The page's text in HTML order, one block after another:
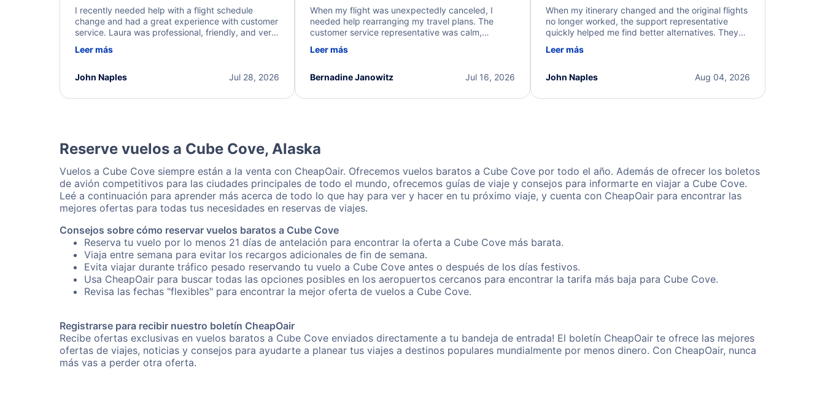
I recently needed help with a flight schedule
change and had a great experience with customer
service. Laura was professional, friendly, and very
a solution and kept me informed of the next steps.
Leer más
Jul 28, 2026
John Naples
When my flight was unexpectedly canceled, I
needed help rearranging my travel plans. The
customer service representative was calm,
process. They quickly found alternative flight
I truly appreciate the excellent support and
Leer más
Jul 16, 2026
Bernadine Janowitz
When my itinerary changed and the original flights
no longer worked, the support representative
quickly helped me find better alternatives. They
beyond to resolve the issue. I'm grateful for the
Leer más
Aug 04, 2026
John Naples
Reserve vuelos a Cube Cove, Alaska
Vuelos a Cube Cove siempre están a la venta con CheapOair. Ofrecemos vuelos baratos a Cube Cove por todo el año. Además de ofrecer los boletos
de avión competitivos para las ciudades principales de todo el mundo, ofrecemos guías de viaje y consejos para informarte en viajar a Cube Cove.
Leé a continuación para aprender más acerca de todo lo que hay para ver y hacer en tu próximo viaje, y cuenta con CheapOair para encontrar las
mejores ofertas para todas tus necesidades en reservas de viajes.
Consejos sobre cómo reservar vuelos baratos a Cube Cove
Reserva tu vuelo por lo menos 21 días de antelación para encontrar la oferta a Cube Cove más barata.
Viaja entre semana para evitar los recargos adicionales de fin de semana.
Evita viajar durante tráfico pesado reservando tu vuelo a Cube Cove antes o después de los días festivos.
Usa CheapOair para buscar todas las opciones posibles en los aeropuertos cercanos para encontrar la tarifa más baja para Cube Cove.
Revisa las fechas "flexibles" para encontrar la mejor oferta de vuelos a Cube Cove.
Registrarse para recibir nuestro boletín CheapOair
Recibe ofertas exclusivas en vuelos baratos a Cube Cove enviados directamente a tu bandeja de entrada! El boletín CheapOair te ofrece las mejores
ofertas de viajes, noticias y consejos para ayudarte a planear tus viajes a destinos populares mundialmente por menos dinero. Con CheapOair, nunca
más vas a perder otra oferta.